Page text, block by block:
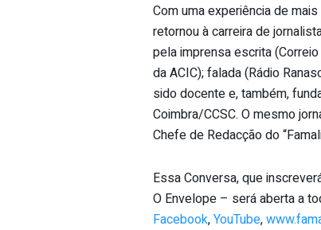
Com uma experiência de
retornou à carreira de
pela imprensa escrita
da ACIC); falada (Rádio
sido docente e, também,
Coimbra/CCSC. O mesmo
Chefe de Redacção do
Essa Conversa, que
O Envelope – será aberta a
Facebook,YouTube,